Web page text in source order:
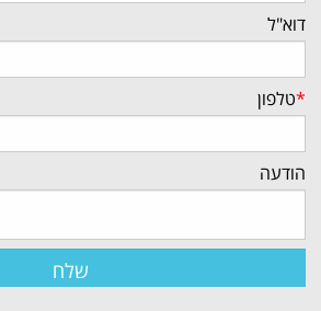
דוא"ל
*טלפון
הודעה